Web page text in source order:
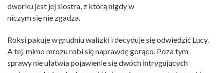
dworku jest jej siostra, z którą nigdy w
niczym się nie zgadza.
Roksi pakuje w grudniu walizki i decyduje się odwiedzić Lucy.
A tej, mimo mrozu robi się naprawdę gorąco. Poza tym
sprawy nie ułatwia pojawienie się dwóch intrygujących